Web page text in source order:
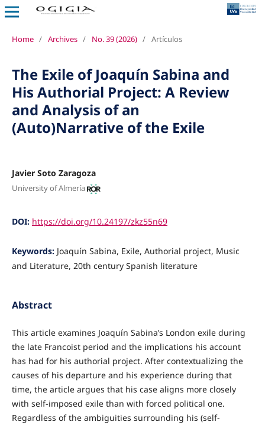
Home / Archives / No. 39 (2026) / Artículos
The Exile of Joaquín Sabina and
His Authorial Project: A Review
and Analysis of an
(Auto)Narrative of the Exile
Javier Soto Zaragoza
University of Almería
DOI: https://doi.org/10.24197/zkz55n69
Keywords: Joaquín Sabina, Exile, Authorial project, Music
and Literature, 20th century Spanish literature
Abstract
This article examines Joaquín Sabina’s London exile during
the late Francoist period and the implications his account
has had for his authorial project. After contextualizing the
causes of his departure and his experience during that
time, the article argues that his case aligns more closely
with self-imposed exile than with forced political one.
Regardless of the ambiguities surrounding his (self-